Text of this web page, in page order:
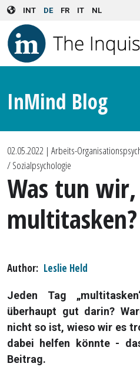
Skip to main content
INT DE FR IT NL
InMind Blog
02.05.2022 | Arbeits-
/ Sozialpsychologie
Was tun
multitasken?
Author Leslie Held
Jeden Tag
überhaupt gut darin?
nicht so ist, wieso wir es
dabei helfen könnte -
Beitrag.